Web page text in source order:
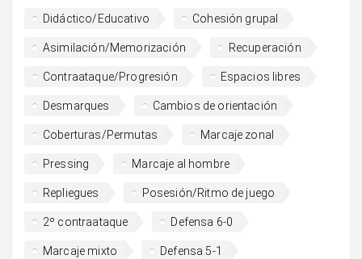
Didáctico/Educativo Cohesión grupal
Asimilación/Memorización Recuperación
Contraataque/Progresión Espacios libres
Desmarques Cambios de orientación
Coberturas/Permutas Marcaje zonal
Pressing Marcaje al hombre
Repliegues Posesión/Ritmo de juego
2º contraataque Defensa 6-0
Marcaje mixto Defensa 5-1